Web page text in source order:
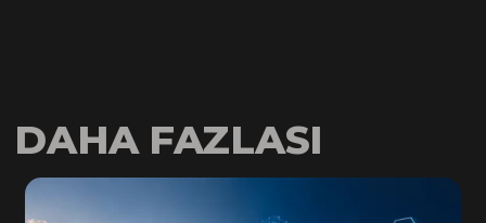
DAHA FAZLASI